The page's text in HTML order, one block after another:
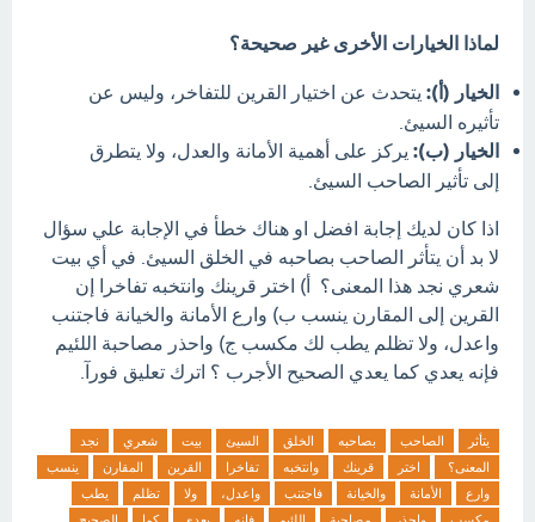
لماذا الخيارات الأخرى غير صحيحة؟
الخيار (أ): يتحدث عن اختيار القرين للتفاخر، وليس عن
تأثيره السيئ.
الخيار (ب): يركز على أهمية الأمانة والعدل، ولا يتطرق
إلى تأثير الصاحب السيئ.
اذا كان لديك إجابة افضل او هناك خطأ في الإجابة علي سؤال
لا بد أن يتأثر الصاحب بصاحبه في الخلق السيئ. في أي بيت
شعري نجد هذا المعنى؟ أ) اختر قرينك وانتخبه تفاخرا إن
القرين إلى المقارن ينسب ب) وارع الأمانة والخيانة فاجتنب
واعدل، ولا تظلم يطب لك مكسب ج) واحذر مصاحبة اللئيم
فإنه يعدي كما يعدي الصحيح الأجرب ؟ اترك تعليق فورآ.
يتأثر الصاحب بصاحبه الخلق السيئ بيت شعري
نجد
المعنى؟
اختر قرينك وانتخبه تفاخرا القرين المقارن
ينسب
وارع
الأمانة والخيانة فاجتنب واعدل، ولا تظلم
يطب